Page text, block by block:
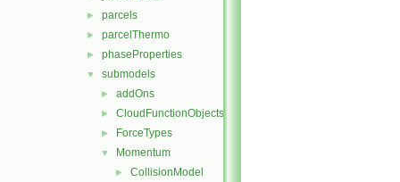
► parcels
► parcelThermo
► phaseProperties
▼ submodels
► addOns
► CloudFunctionObjects
► ForceTypes
▼ Momentum
► CollisionModel